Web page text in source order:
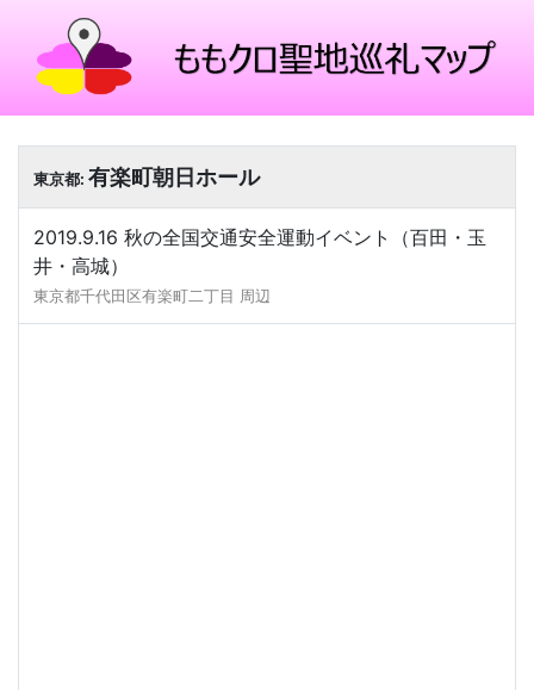
東京都: 有楽町朝日ホール
2019.9.16 秋の全国交通安全運動イベント（百田・玉
井・高城）
東京都千代田区有楽町二丁目 周辺